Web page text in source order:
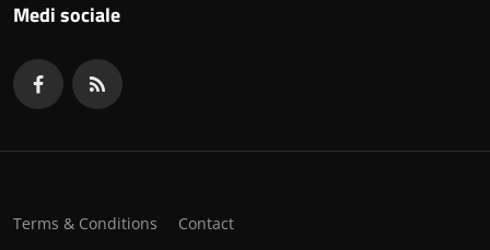
Medi sociale
Terms & Conditions Contact